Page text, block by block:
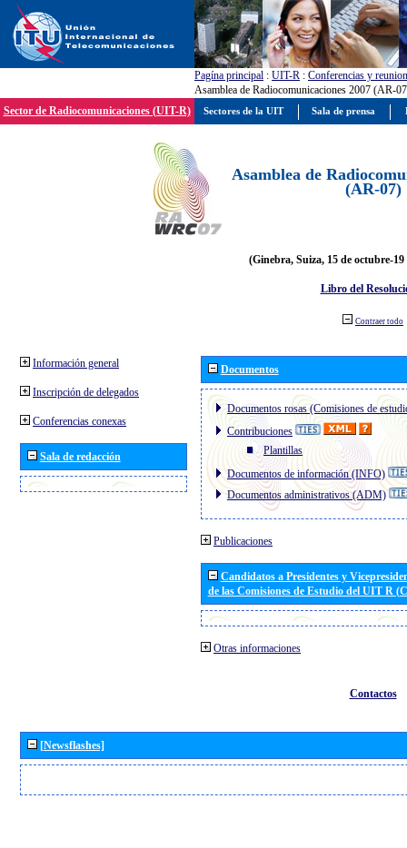
Pagína principal : UIT-R : Conferencias y
Asamblea de Radiocomunicaciones 2007 (AR-
Sector de Radiocomunicaciones (UIT-R)
Asamblea de
(AR-07)
(Ginebra, Suiza, 15 de octubre-19
Libro del
Contraer todo
Información general
Inscripción de delegados
Conferencias conexas
Sala de redacción
Documentos
Documentos rosas (Comisiones de
Contribuciones
Plantillas
Documentos de información (INFO)
Documentos administrativos (ADM)
Publicaciones
Candidatos a Presidentes y
de las Comisiones de Estudio del UIT R
Otras informaciones
Contactos
[Newsflashes]
Sectores de la UIT Sala de prensa